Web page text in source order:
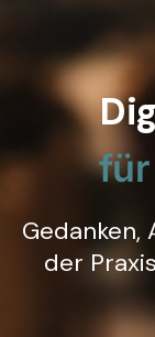
Gedanken,
der